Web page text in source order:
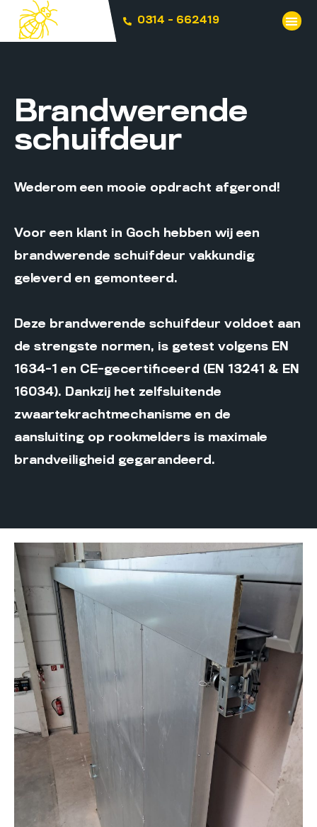
0314 - 662419
Brandwerende
schuifdeur
Wederom een mooie opdracht afgerond!
Voor een klant in Goch hebben wij een
brandwerende schuifdeur vakkundig
geleverd en gemonteerd.
Deze brandwerende schuifdeur voldoet aan
de strengste normen, is getest volgens EN
1634-1 en CE-gecertificeerd (EN 13241 & EN
16034). Dankzij het zelfsluitende
zwaartekrachtmechanisme en de
aansluiting op rookmelders is maximale
brandveiligheid gegarandeerd.